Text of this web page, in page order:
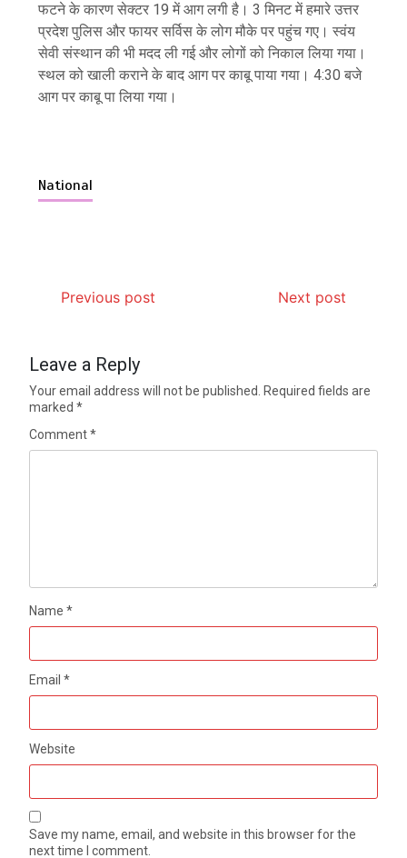
फटने के कारण सेक्टर 19 में आग लगी है। 3 मिनट में हमारे उत्तर
प्रदेश पुलिस और फायर सर्विस के लोग मौके पर पहुंच गए। स्वंय
सेवी संस्थान की भी मदद ली गई और लोगों को निकाल लिया गया।
स्थल को खाली कराने के बाद आग पर काबू पाया गया। 4:30 बजे
आग पर काबू पा लिया गया।
National
Previous post Next post
Leave a Reply
Your email address will not be published. Required fields are
marked*
Comment*
Name*
Email*
Website
Save my name, email, and website in this browser for the
next time I comment.